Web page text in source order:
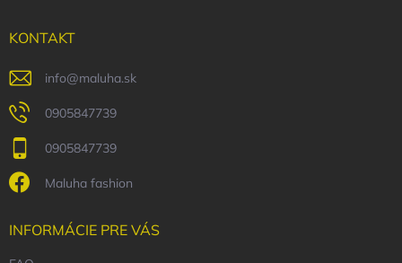
KONTAKT
info@maluha.sk
0905847739
0905847739
Maluha fashion
INFORMÁCIE PRE VÁS